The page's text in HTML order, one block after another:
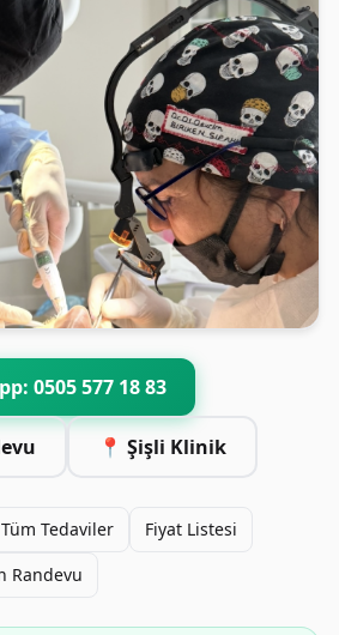
0505 577 18 83
📍 Şişli Klinik
Tüm Tedaviler
Fiyat Listesi
Randevu